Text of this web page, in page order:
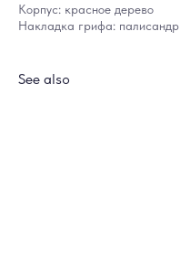
Корпус: красное дерево
Накладка грифа: палисандр
See also